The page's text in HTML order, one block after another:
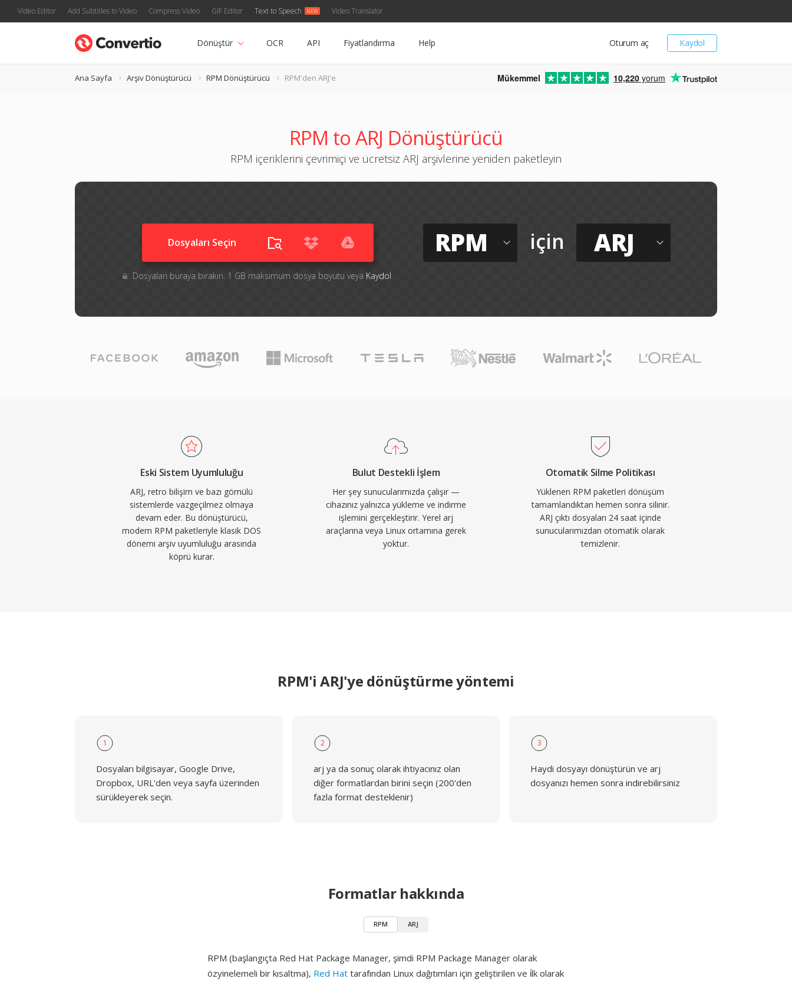
Video Editor Add Subtitles to Video Compress Video GIF Editor Text to Speech Video Translator
Kaydol
Oturum aç
Dönüştür OCR API Fiyatlandırma Help
Ana Sayfa Arşiv Dönüştürücü RPM Dönüştürücü RPM'den ARJ'e Mükemmel 10,220 yorum
RPM to ARJ Dönüştürücü
RPM içeriklerini çevrimiçi ve ücretsiz ARJ arşivlerine yeniden paketleyin
Dosyaları Seçin
Dosyaları buraya bırakın. 1 GB maksimum dosya boyutu veya Kaydol
RPM için ARJ
Eski Sistem Uyumluluğu
ARJ, retro bilişim ve bazı gömülü
sistemlerde vazgeçilmez olmaya
devam eder. Bu dönüştürücü,
modern RPM paketleriyle klasik DOS
dönemi arşiv uyumluluğu arasında
köprü kurar.
Bulut Destekli İşlem
Her şey sunucularımızda çalışır —
cihazınız yalnızca yükleme ve indirme
işlemini gerçekleştirir. Yerel arj
araçlarına veya Linux ortamına gerek
yoktur.
Otomatik Silme Politikası
Yüklenen RPM paketleri dönüşüm
tamamlandıktan hemen sonra silinir.
ARJ çıktı dosyaları 24 saat içinde
sunucularımızdan otomatik olarak
temizlenir.
RPM'i ARJ'ye dönüştürme yöntemi
1
Dosyaları bilgisayar, Google Drive,
Dropbox, URL'den veya sayfa üzerinden
sürükleyerek seçin.
2
arj ya da sonuç olarak ihtiyacınız olan
diğer formatlardan birini seçin (200'den
fazla format desteklenir)
3
Haydi dosyayı dönüştürün ve arj
dosyanızı hemen sonra indirebilirsiniz
Formatlar hakkında
RPM ARJ
RPM (başlangıçta Red Hat Package Manager, şimdi RPM Package Manager olarak
özyinelemeli bir kısaltma), Red Hat tarafından Linux dağıtımları için geliştirilen ve i̇lk olarak